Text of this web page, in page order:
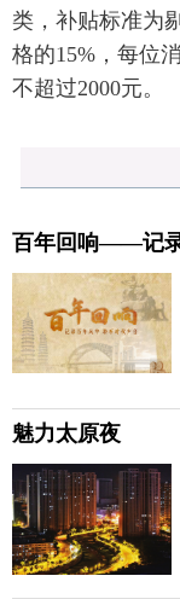
类，补贴标准为
格的15%，每位
不超过2000元。
百年回响——记
魅力太原夜